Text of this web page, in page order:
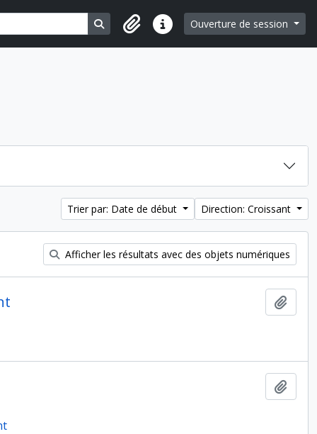
Search in browse page
Liens rapidesOuverture de session
Trier par: Date de début Direction: Croissant
Afficher les résultats avec des objets numériques